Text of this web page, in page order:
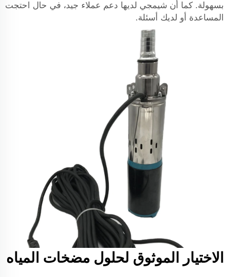
بسهولة. كما أن شيمجي لديها دعم عملاء جيد، في حال احتجت
المساعدة أو لديك أسئلة.
الاختيار الموثوق لحلول مضخات المياه